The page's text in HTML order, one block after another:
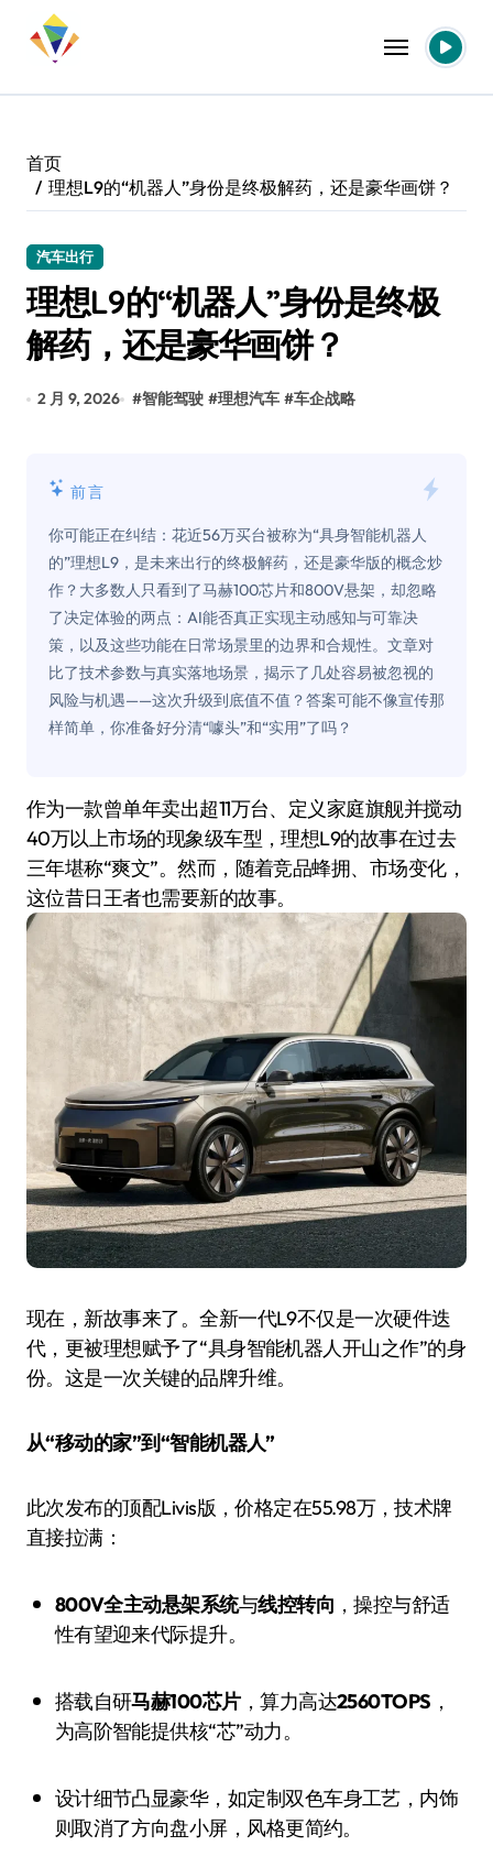
首页
理想L9的“机器人”身份是终极解药，还是豪华画饼？
汽车出行
理想L9的“机器人”身份是终极
解药，还是豪华画饼？
2 月 9, 2026 #智能驾驶 #理想汽车 #车企战略
前言
你可能正在纠结：花近56万买台被称为“具身智能机器人
的”理想L9，是未来出行的终极解药，还是豪华版的概念炒
作？大多数人只看到了马赫100芯片和800V悬架，却忽略
了决定体验的两点：AI能否真正实现主动感知与可靠决
策，以及这些功能在日常场景里的边界和合规性。文章对
比了技术参数与真实落地场景，揭示了几处容易被忽视的
风险与机遇——这次升级到底值不值？答案可能不像宣传那
样简单，你准备好分清“噱头”和“实用”了吗？
作为一款曾单年卖出超11万台、定义家庭旗舰并搅动
40万以上市场的现象级车型，理想L9的故事在过去
三年堪称“爽文”。然而，随着竞品蜂拥、市场变化，
这位昔日王者也需要新的故事。
现在，新故事来了。全新一代L9不仅是一次硬件迭
代，更被理想赋予了“具身智能机器人开山之作”的身
份。这是一次关键的品牌升维。
从“移动的家”到“智能机器人”
此次发布的顶配Livis版，价格定在55.98万，技术牌
直接拉满：
800V全主动悬架系统与线控转向 ，操控与舒适
性有望迎来代际提升。
搭载自研马赫100芯片，算力高达2560TOPS ，
为高阶智能提供核“芯”动力。
设计细节凸显豪华，如定制双色车身工艺，内饰
则取消了方向盘小屏，风格更简约。